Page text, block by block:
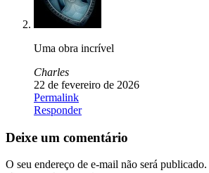
Uma obra incrível
Charles
22 de fevereiro de 2026
Permalink
Responder
Deixe um comentário
O seu endereço de e-mail não será publicado.